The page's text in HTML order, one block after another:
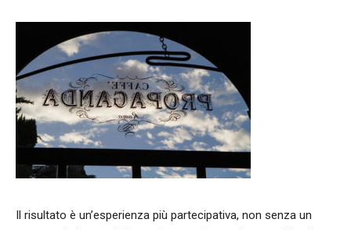
Il risultato è un’esperienza più partecipativa, non senza un